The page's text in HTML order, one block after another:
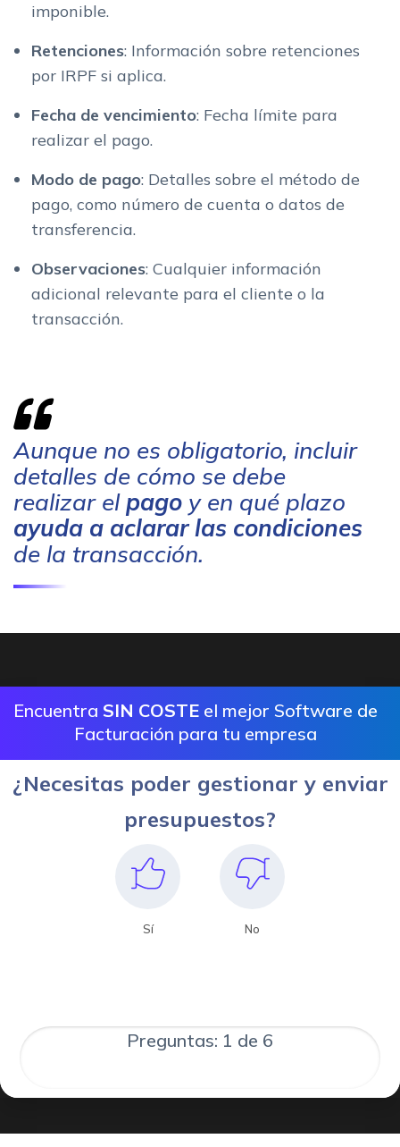
imponible.
Retenciones: Información sobre retenciones
por IRPF si aplica.
Fecha de vencimiento: Fecha límite para
realizar el pago.
Modo de pago: Detalles sobre el método de
pago, como número de cuenta o datos de
transferencia.
Observaciones: Cualquier información
adicional relevante para el cliente o la
transacción.
Aunque no es obligatorio, incluir
detalles de cómo se debe
realizar elpago y en qué plazo
ayuda a aclarar las condiciones
de la transacción.
Encuentra SIN COSTE el mejor Software de
Facturación para tu empresa
¿Necesitas poder gestionar y enviar
presupuestos?
Sí No
Preguntas: 1 de 6